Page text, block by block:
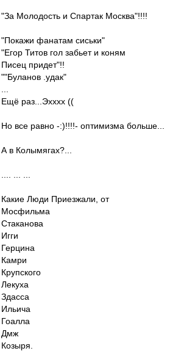
"За Молодость и Спартак Москва"!!!!
"Покажи фанатам сиськи"
"Егор Титов гол забьет и коням
Писец придет"!!
""Буланов .удак"
Ещё раз...Эхххх ((
Но все равно -:)!!!!- оптимизма больше...
А в Колымягах?...
Какие Люди Приезжали, от
Мосфильма
Стаканова
Игги
Герцина
Камри
Крупского
Лекуха
Здасса
Ильича
Гоалла
Дмж
Козыря.